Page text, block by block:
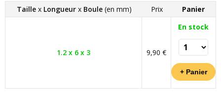
Taillex Longueurx Boule(en mm) Prix Panier
1.2 x 6 x 3 9,90 €
En stock